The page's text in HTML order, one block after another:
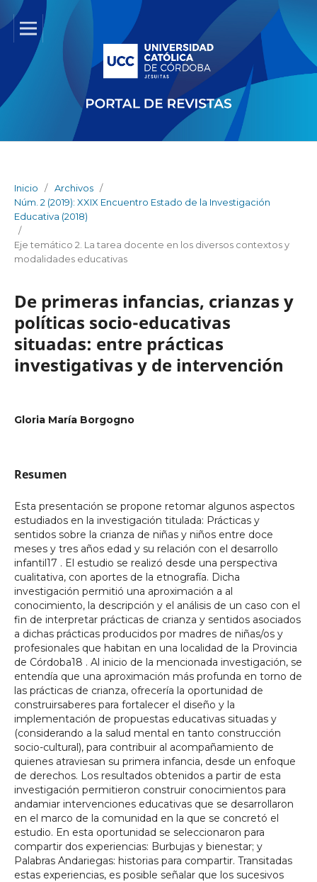
Inicio / Archivos /
Núm. 2 (2019): XXIX Encuentro Estado de la Investigación
Educativa (2018)
/
Eje temático 2. La tarea docente en los diversos contextos y
modalidades educativas
De primeras infancias, crianzas y
políticas socio-educativas
situadas: entre prácticas
investigativas y de intervención
Gloria María Borgogno
Resumen
Esta presentación se propone retomar algunos aspectos
estudiados en la investigación titulada: Prácticas y
sentidos sobre la crianza de niñas y niños entre doce
meses y tres años edad y su relación con el desarrollo
infantil17 . El estudio se realizó desde una perspectiva
cualitativa, con aportes de la etnografía. Dicha
investigación permitió una aproximación a al
conocimiento, la descripción y el análisis de un caso con el
fin de interpretar prácticas de crianza y sentidos asociados
a dichas prácticas producidos por madres de niñas/os y
profesionales que habitan en una localidad de la Provincia
de Córdoba18 . Al inicio de la mencionada investigación, se
entendía que una aproximación más profunda en torno de
las prácticas de crianza, ofrecería la oportunidad de
construirsaberes para fortalecer el diseño y la
implementación de propuestas educativas situadas y
(considerando a la salud mental en tanto construcción
socio-cultural), para contribuir al acompañamiento de
quienes atraviesan su primera infancia, desde un enfoque
de derechos. Los resultados obtenidos a partir de esta
investigación permitieron construir conocimientos para
andamiar intervenciones educativas que se desarrollaron
en el marco de la comunidad en la que se concretó el
estudio. En esta oportunidad se seleccionaron para
compartir dos experiencias: Burbujas y bienestar; y
Palabras Andariegas: historias para compartir. Transitadas
estas experiencias, es posible señalar que los sucesivos